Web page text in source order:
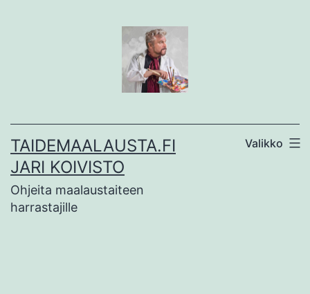
TAIDEMAALAUSTA.FI
JARI KOIVISTO
Ohjeita maalaustaiteen
harrastajille
Valikko